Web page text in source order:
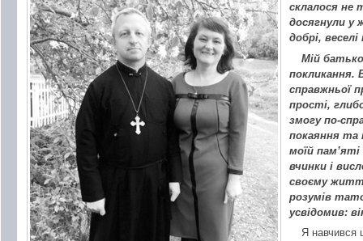
склалося не
досягнули у
добрі,
Мій
покликання.
справжньої
прості,
змогу по-
покаяння
моїй
вчинки і
своєму
розумів
усвідомив:
Я навчився